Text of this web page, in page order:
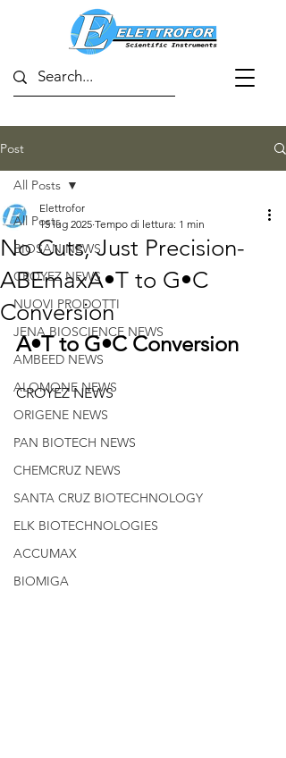
Post
All Posts
BIOSAN NEWS
CROYEZ NEWS
NUOVI PRODOTTI
JENA BIOSCIENCE NEWS
AMBEED NEWS
ALOMONE NEWS
ORIGENE NEWS
PAN BIOTECH NEWS
CHEMCRUZ NEWS
SANTA CRUZ BIOTECHNOLOGY
ELK BIOTECHNOLOGIES
ACCUMAX
BIOMIGA
All Posts
No Cuts, Just Precision-
ABEmaxA•T to G•C
Conversion
Elettrofor
15 lug 2025 Tempo di lettura: 1 min
A•T to G•C Conversion
CROYEZ NEWS